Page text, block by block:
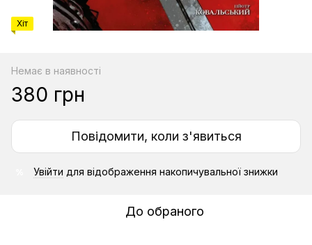
Хіт
Немає в наявності
380 грн
Повідомити, коли з'явиться
Увійти для відображення накопичувальної знижки
До обраного